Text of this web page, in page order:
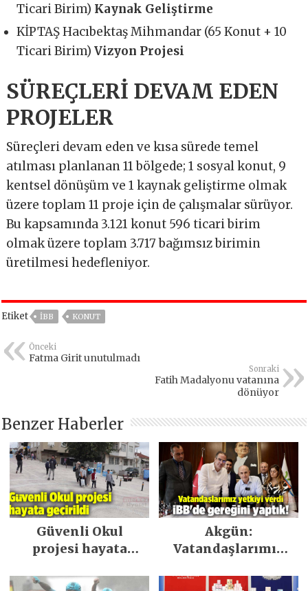
Ticari Birim) Kaynak Geliştirme
KİPTAŞ Hacıbektaş Mihmandar (65 Konut + 10
Ticari Birim)Vizyon Projesi
SÜREÇLERİ DEVAM EDEN
PROJELER
Süreçleri devam eden ve kısa sürede temel
atılması planlanan 11 bölgede; 1 sosyal konut, 9
kentsel dönüşüm ve 1 kaynak geliştirme olmak
üzere toplam 11 proje için de çalışmalar sürüyor.
Bu kapsamında 3.121 konut 596 ticari birim
olmak üzere toplam 3.717 bağımsız birimin
üretilmesi hedefleniyor.
Etiket IBB KONUT
Önceki
Fatma Girit unutulmadı
Sonraki
Fatih Madalyonu vatanına
dönüyor
Benzer Haberler
Güvenli Okul
projesi hayata
Akgün:
Vatandaşlarımız
gereğini yaptık!